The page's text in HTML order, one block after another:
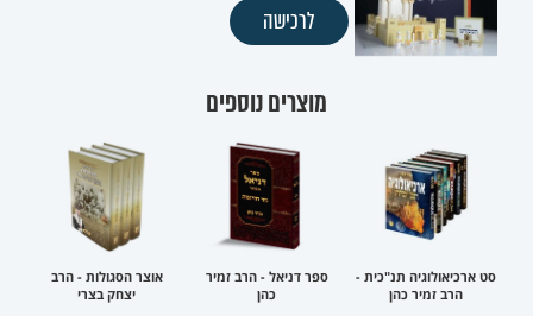
לרכישה
מוצרים נוספים
סט ארכיאולוגיה תנ"כית -
הרב זמיר כהן
ספר דניאל - הרב זמיר
כהן
אוצר הסגולות - הרב
יצחק בצרי